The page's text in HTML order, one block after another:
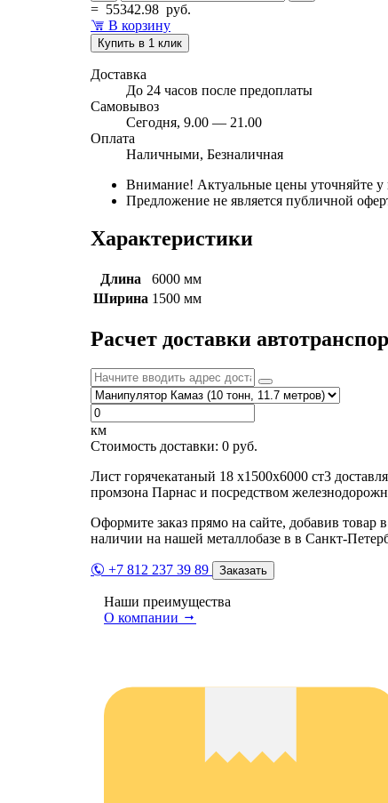
= 55342.98 руб.
В корзину
Купить в 1 клик
Доставка
До 24 часов после предоплаты
Самовывоз
Сегодня, 9.00 — 21.00
Оплата
Наличными, Безналичная
Внимание! Актуальные цены уточняйте
Предложение не является публичной
Характеристики
Длина
6000 мм
Ширина 1500 мм
Расчет доставки
км
Стоимость доставки: 0 руб.
Лист горячекатаный 18 х1500х6000 ст3
промзона Парнас и посредством
Оформите заказ прямо на сайте, добавив товар
наличии на нашей металлобазе в в Санкт-
+7 812 237 39 89 Заказать
Наши преимущества
О компании